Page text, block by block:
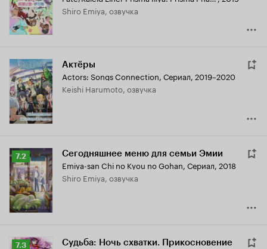
Shiro Emiya, озвучка
Актёры
Actors: Songs Connection, Сериал, 2019–2020
Keishi Harumoto, озвучка
Рейтинг
Кинопоиска
7.2
7.2 Сегодняшнее меню для семьи Эмии
Emiya-san Chi no Kyou no Gohan, Сериал, 2018
Shiro Emiya, озвучка
Рейтинг
7.3
Судьба: Ночь схватки. Прикосновение